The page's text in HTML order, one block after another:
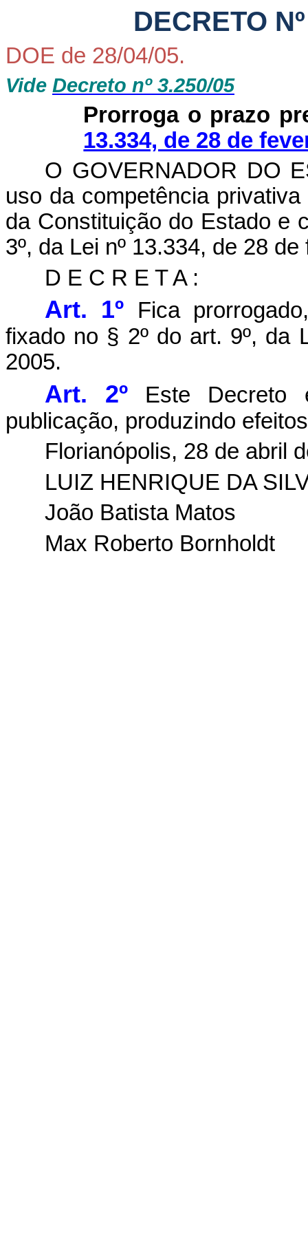
DECRETO
DOE de 28/04/05.
Vide Decreto nº 3.250/05
Prorroga o prazo
13.334, de 28 de
O GOVERNADOR DO
uso da competência
da Constituição do Estado e
3º, da Lei nº 13.334, de 28
D E C R E T A :
Art. 1º Fica
fixado no § 2º do art. 9º, da
2005.
Art. 2ºEste Decreto
publicação, produzindo
Florianópolis, 28 de abril
LUIZ HENRIQUE DA
João Batista Matos
Max Roberto Bornholdt